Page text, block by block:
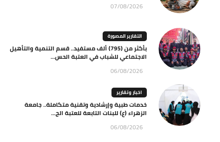
07/08/2026
التقارير المصورة
بأكثر من (795) ألف مستفيد.. قسم التنمية والتأهيل
الاجتماعي للشباب في العتبة الحس...
06/08/2026
اخبار وتقارير
خدمات طبية وإرشادية وتقنية متكاملة.. جامعة
الزهراء (ع) للبنات التابعة للعتبة الح...
06/08/2026